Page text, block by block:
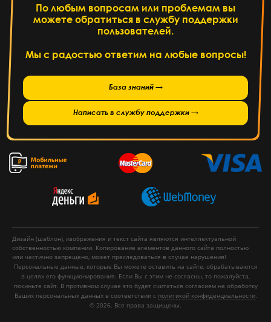
По любым вопросам или проблемам вы
можете обратиться в службу поддержки
пользователей.
Мы с радостью ответим на любые вопросы!
База знаний →
Написать в службу поддержки →
Дизайн (шаблон), изображения и текст сайта являются интеллектуальной
собственностью компании. Копирование элементов данного сайта полностью
или частично запрещено, может преследоваться в случае нарушения!
Персональные данные, которые Вы можете оставить на сайте, обрабатываются
в целях его функционирования. Если Вы с этим не согласны, то пожалуйста,
покиньте сайт. В противном случае это будет считаться согласием на обработку
Ваших персональных данных в соответствии с политикой конфиденциальности.
© 2026. Все права защищены.